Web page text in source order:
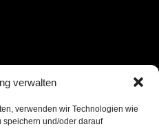
verwalten
verwenden wir Technologien wie
speichern und/oder darauf